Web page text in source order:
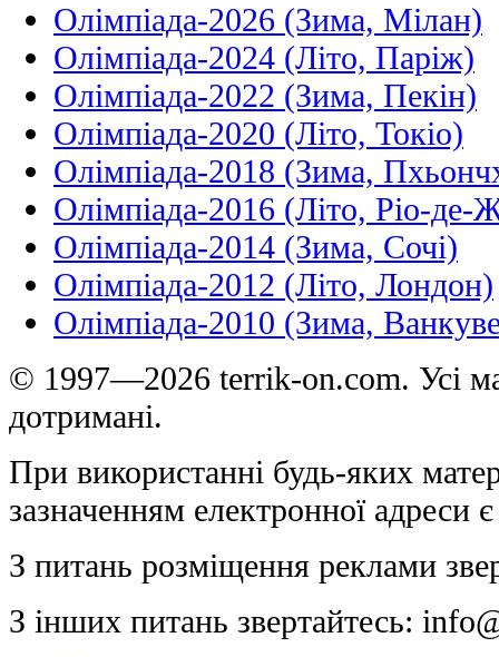
Олімпіада-2026 (Зима, Мілан)
Олімпіада-2024 (Літо, Паріж)
Олімпіада-2022 (Зима, Пекін)
Олімпіада-2020 (Літо, Токіо)
Олімпіада-2018 (Зима,
Олімпіада-2016 (Літо, Ріо-де-
Олімпіада-2014 (Зима, Сочі)
Олімпіада-2012 (Літо, Лондон)
Олімпіада-2010 (Зима,
© 1997—2026 terrik-on.com. Усі
дотримані.
При використанні будь-яких
зазначенням електронної адреси
З питань розміщення реклами
З інших питань звертайтесь: